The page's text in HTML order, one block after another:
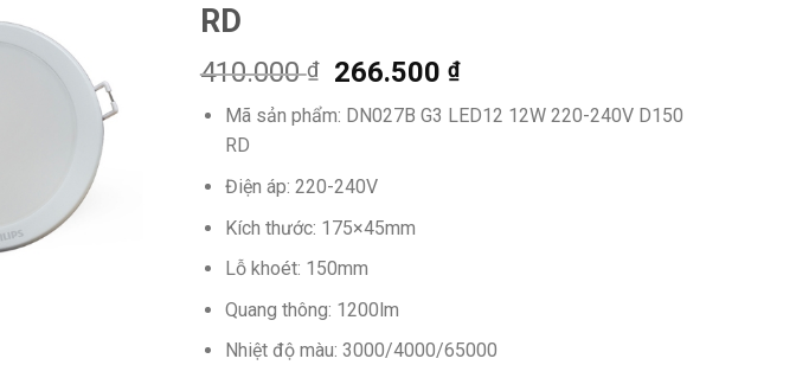
RD
410.000₫
Giá
gốc
là:
266.500 ₫Giá
hiện
tại
Mã sản phẩm: DN027B G3 LED12 12W 220-240V D150
RD
Điện áp: 220-240V
Kích thước: 175×45mm
Lỗ khoét: 150mm
Quang thông: 1200lm
Nhiệt độ màu: 3000/4000/65000